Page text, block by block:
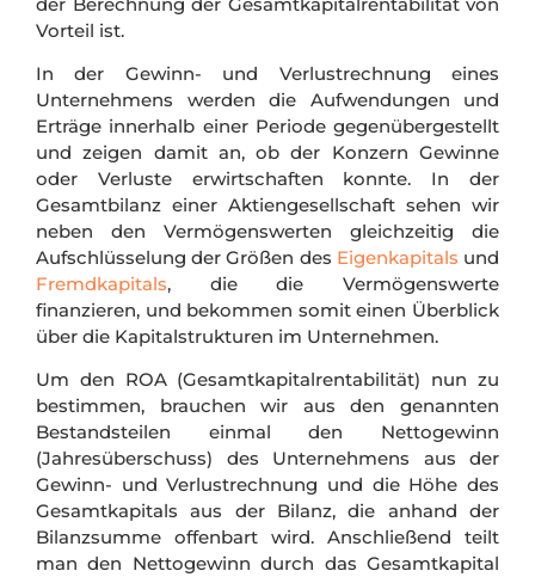
Vorteil ist.
In der Gewinn- und Verlustrechnung eines
Unternehmens werden die Aufwendungen und
Erträge innerhalb einer Periode gegenübergestellt
und zeigen damit an, ob der Konzern Gewinne
oder Verluste erwirtschaften konnte. In der
Gesamtbilanz einer Aktiengesellschaft sehen wir
neben den Vermögenswerten gleichzeitig die
Aufschlüsselung der Größen des Eigenkapitals und
Fremdkapitals, die die Vermögenswerte
finanzieren, und bekommen somit einen Überblick
über die Kapitalstrukturen im Unternehmen.
Um den ROA (Gesamtkapitalrentabilität) nun zu
bestimmen, brauchen wir aus den genannten
Bestandsteilen einmal den Nettogewinn
(Jahresüberschuss) des Unternehmens aus der
Gewinn- und Verlustrechnung und die Höhe des
Gesamtkapitals aus der Bilanz, die anhand der
Bilanzsumme offenbart wird. Anschließend teilt
man den Nettogewinn durch das Gesamtkapital